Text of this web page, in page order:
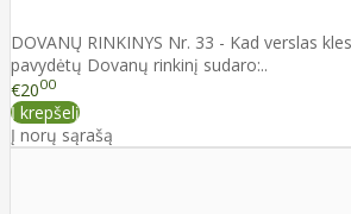
DOVANŲ RINKINYS Nr. 33 - Kad verslas
pavydėtų Dovanų rinkinį sudaro:..
€2000
Į krepšelį
Į norų sąrašą